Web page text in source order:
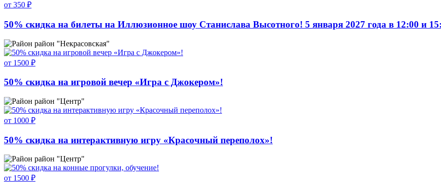
от 350 ₽
50% скидка на билеты на Иллюзионное шоу Станислава Высотного! 5 января 2027 года в 12:00 и
район "Некрасовская"
от 1500 ₽
50% скидка на игровой вечер «Игра с Джокером»!
район "Центр"
от 1000 ₽
50% скидка на интерактивную игру «Красочный переполох»!
район "Центр"
от 1500 ₽